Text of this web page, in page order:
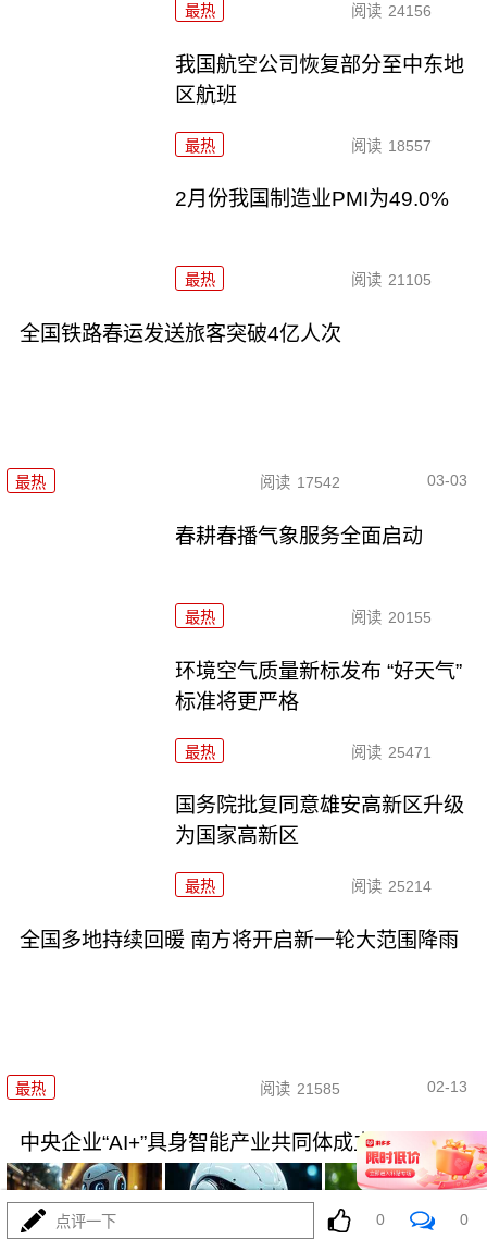
最热 阅读 24156
我国航空公司恢复部分至中东地
区航班
最热 阅读 18557
2月份我国制造业PMI为49.0%
最热 阅读 21105
全国铁路春运发送旅客突破4亿人次
最热 阅读 17542 03-03
春耕春播气象服务全面启动
最热 阅读 20155
环境空气质量新标发布 “好天气”
标准将更严格
最热 阅读 25471
国务院批复同意雄安高新区升级
为国家高新区
最热 阅读 25214
全国多地持续回暖 南方将开启新一轮大范围降雨
最热 阅读 21585 02-13
中央企业“AI+”具身智能产业共同体成立
点评一下 0 0